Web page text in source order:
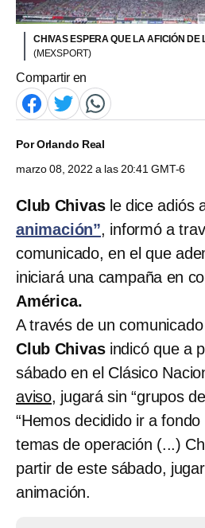
CHIVAS ESPERA QUE LA AFICIÓN DE
(MEXSPORT)
Compartir en
PorOrlando Real
marzo 08, 2022 a las 20:41 GMT-6
Club Chivasle dice adiós
animación”, informó a
comunicado, en el que
iniciará una campaña en
América.
A través de un
Club Chivasindicó que a
sábado en el Clásico
aviso, jugará sin “grupos
“Hemos decidido ir a
temas de operación (...)
partir de este sábado,
animación.